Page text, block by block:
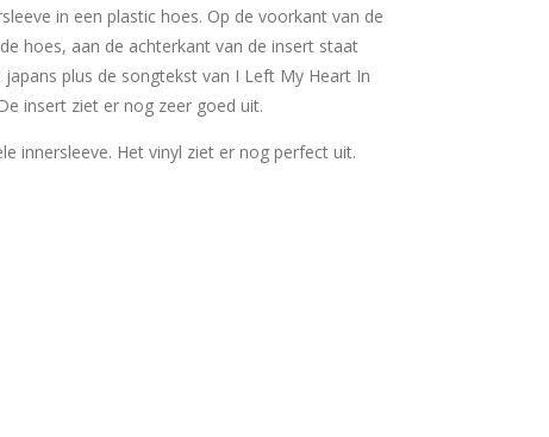
in een plastic hoes. Op de voorkant van de
hoes, aan de achterkant van de insert staat
plus de songtekst van I Left My Heart In
insert ziet er nog zeer goed uit.
innersleeve. Het vinyl ziet er nog perfect uit.